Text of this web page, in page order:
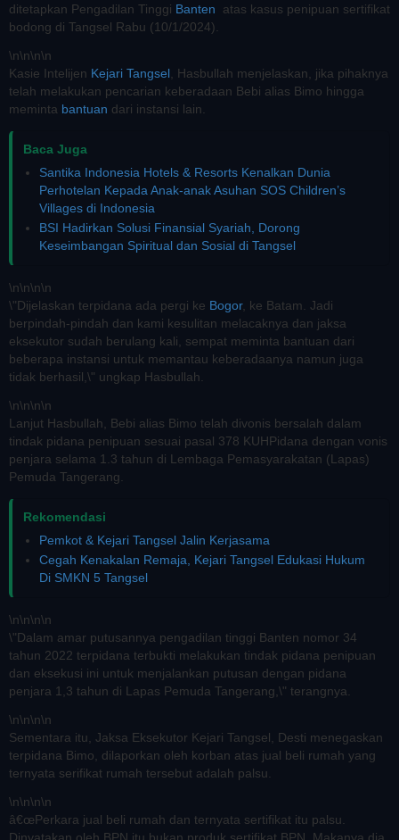
ditetapkan Pengadilan Tinggi Banten atas kasus penipuan sertifikat
bodong di Tangsel Rabu (10/1/2024).
\n\n\n\n
Kasie Intelijen Kejari Tangsel , Hasbullah menjelaskan, jika pihaknya
telah melakukan pencarian keberadaan Bebi alias Bimo hingga
meminta bantuan dari instansi lain.
Baca Juga
Santika Indonesia Hotels & Resorts Kenalkan Dunia
Perhotelan Kepada Anak-anak Asuhan SOS Children’s
Villages di Indonesia
BSI Hadirkan Solusi Finansial Syariah, Dorong
Keseimbangan Spiritual dan Sosial di Tangsel
\n\n\n\n
\"Dijelaskan terpidana ada pergi ke Bogor, ke Batam. Jadi
berpindah-pindah dan kami kesulitan melacaknya dan jaksa
eksekutor sudah berulang kali, sempat meminta bantuan dari
beberapa instansi untuk memantau keberadaanya namun juga
tidak berhasil,\" ungkap Hasbullah.
\n\n\n\n
Lanjut Hasbullah, Bebi alias Bimo telah divonis bersalah dalam
tindak pidana penipuan sesuai pasal 378 KUHPidana dengan vonis
penjara selama 1.3 tahun di Lembaga Pemasyarakatan (Lapas)
Pemuda Tangerang.
Rekomendasi
Pemkot & Kejari Tangsel Jalin Kerjasama
Cegah Kenakalan Remaja, Kejari Tangsel Edukasi Hukum
Di SMKN 5 Tangsel
\n\n\n\n
\"Dalam amar putusannya pengadilan tinggi Banten nomor 34
tahun 2022 terpidana terbukti melakukan tindak pidana penipuan
dan eksekusi ini untuk menjalankan putusan dengan pidana
penjara 1,3 tahun di Lapas Pemuda Tangerang,\" terangnya.
\n\n\n\n
Sementara itu, Jaksa Eksekutor Kejari Tangsel, Desti menegaskan
terpidana Bimo, dilaporkan oleh korban atas jual beli rumah yang
ternyata serifikat rumah tersebut adalah palsu.
\n\n\n\n
â€œPerkara jual beli rumah dan ternyata sertifikat itu palsu.